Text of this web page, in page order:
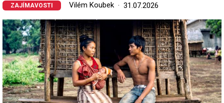
ZAJÍMAVOSTI Vilém Koubek 31.07.2026
Image